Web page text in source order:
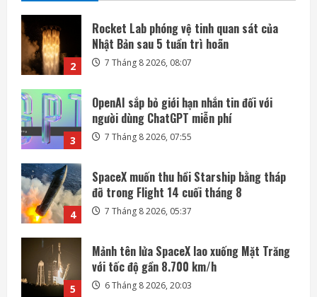
3
OpenAI sắp bỏ giới hạn nhắn tin đối với
người dùng ChatGPT miễn phí
7 Tháng 8 2026, 07:55
4
SpaceX muốn thu hồi Starship bằng tháp
đỡ trong Flight 14 cuối tháng 8
7 Tháng 8 2026, 05:37
5
Mảnh tên lửa SpaceX lao xuống Mặt Trăng
với tốc độ gần 8.700 km/h
6 Tháng 8 2026, 20:03
1
Meta ra mắt tác nhân AI lập trình, cạnh
tranh với Anthropic và OpenAI
7 Tháng 8 2026, 08:18